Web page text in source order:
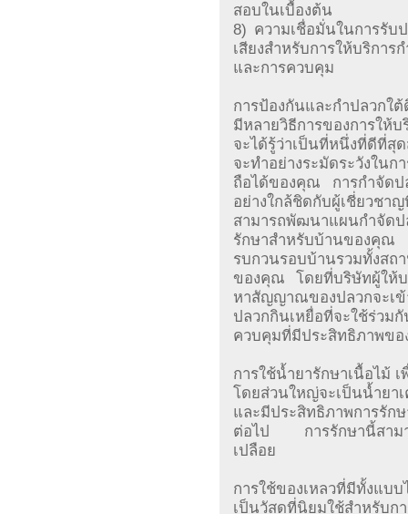
สอบในเบื้องต้น
8) ความเชื่อมั่นในการรับ
เสียงสำหรับการให้บริกา
และการควบคุม
การป้องกันและกำปลวกใ
มีหลายวิธีการของการใ
จะได้รู้ว่าเป็นที่หนึ่งที่ดีที่
จะทำอย่างระมัดระวังใน
ถือได้ของคุณ การกำจัดป
อย่างใกล้ชิดกับผู้เชี่ยว
สามารถพัฒนาแผนกำจัดป
รักษาสำหรับบ้านของคุณ
รบกวนรอบบ้านรวมทั้งส
ของคุณ โดยที่บริษัทผู้ให้
หาสัญญาณของปลวกจะเ
ปลวกกินเหยื่อที่จะใช้ร่วม
ควบคุมที่มีประสิทธิภาพข
การใช้น้ำยารักษาเนื้อไม้
โดยส่วนใหญ่จะเป็นน้ำยา
และมีประสิทธิภาพการรัก
ต่อไป การรักษานี้สามา
เปลือย
การใช้ของเหลวที่มีทั้งแบ
เป็นวัสดุที่นิยมใช้สำหรับ